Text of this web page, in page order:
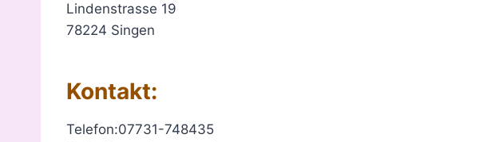
Lindenstrasse 19
78224 Singen
Kontakt:
Telefon:07731-748435